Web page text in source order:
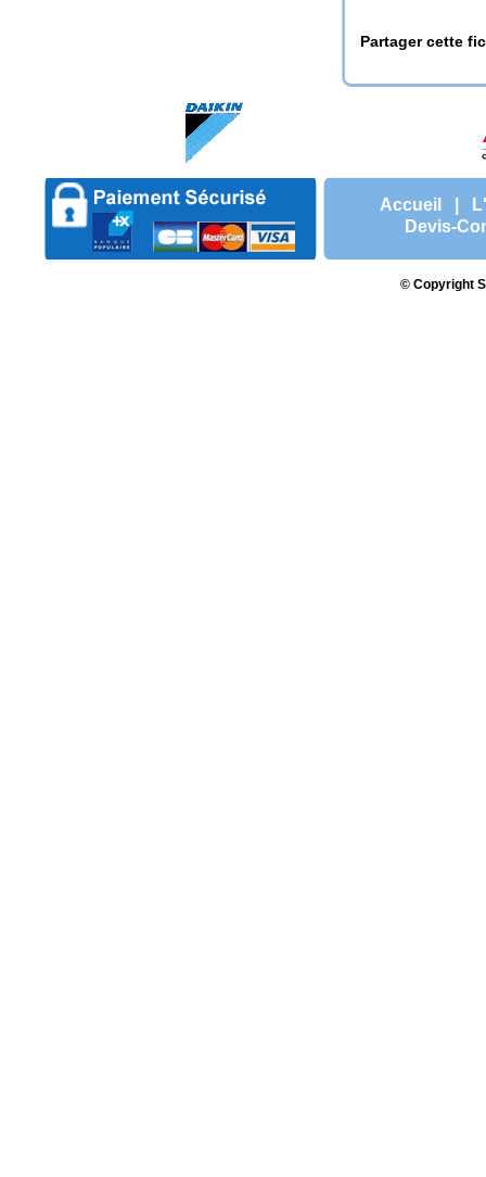
Partager cette
Accueil
Devis-
© Copyright